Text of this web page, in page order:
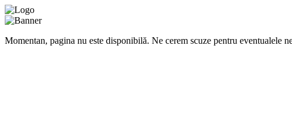
Momentan, pagina nu este disponibilă. Ne cerem scuze pentru eventualele